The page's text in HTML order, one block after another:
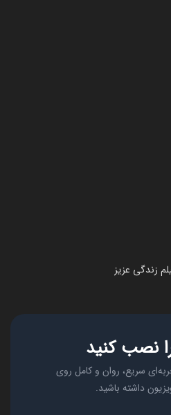
زندگی عزیز
نصب کنید
سریع، روان و کامل روی
داشته باشید.